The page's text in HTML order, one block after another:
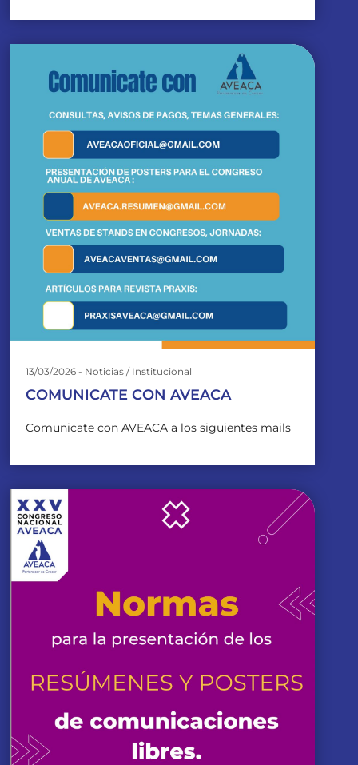
13/03/2026 - Noticias / Institucional
COMUNICATE CON AVEACA
Comunicate con AVEACA a los siguientes mails